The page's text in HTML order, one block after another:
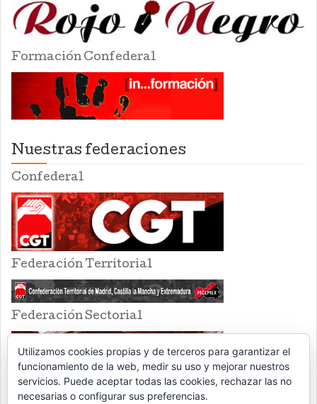
Formación Confederal
Nuestras federaciones
Confederal
Federación Territorial
Federación Sectorial
Utilizamos cookies propias y de terceros para garantizar el
funcionamiento de la web, medir su uso y mejorar nuestros
servicios. Puede aceptar todas las cookies, rechazar las no
necesarias o configurar sus preferencias.